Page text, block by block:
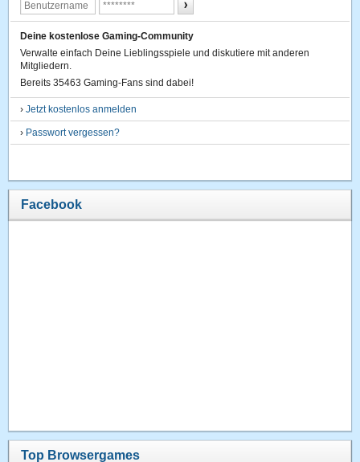
Deine kostenlose Gaming-Community
Verwalte einfach Deine Lieblingsspiele und diskutiere mit anderen
Mitgliedern.
Bereits 35463 Gaming-Fans sind dabei!
›Jetzt kostenlos anmelden
› Passwort vergessen?
Facebook
Top Browsergames